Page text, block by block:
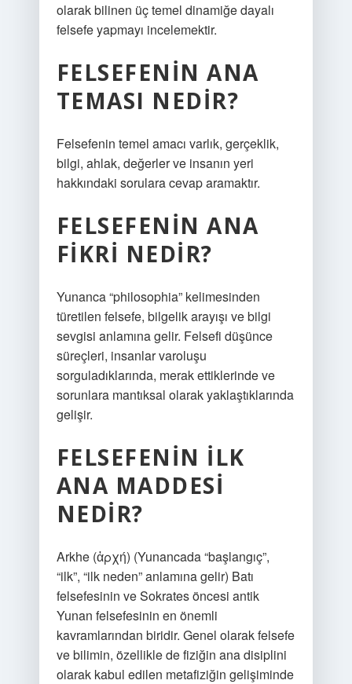
olarak bilinen üç temel dinamiğe dayalı
felsefe yapmayı incelemektir.
FELSEFENIN ANA
TEMASI NEDIR?
Felsefenin temel amacı varlık, gerçeklik,
bilgi, ahlak, değerler ve insanın yeri
hakkındaki sorulara cevap aramaktır.
FELSEFENIN ANA
FIKRI NEDIR?
Yunanca “philosophia” kelimesinden
türetilen felsefe, bilgelik arayışı ve bilgi
sevgisi anlamına gelir. Felsefi düşünce
süreçleri, insanlar varoluşu
sorguladıklarında, merak ettiklerinde ve
sorunlara mantıksal olarak yaklaştıklarında
gelişir.
FELSEFENIN ILK
ANA MADDESI
NEDIR?
Arkhe (ἀρχή) (Yunancada “başlangıç”,
“ilk”, “ilk neden” anlamına gelir) Batı
felsefesinin ve Sokrates öncesi antik
Yunan felsefesinin en önemli
kavramlarından biridir. Genel olarak felsefe
ve bilimin, özellikle de fiziğin ana disiplini
olarak kabul edilen metafiziğin gelişiminde